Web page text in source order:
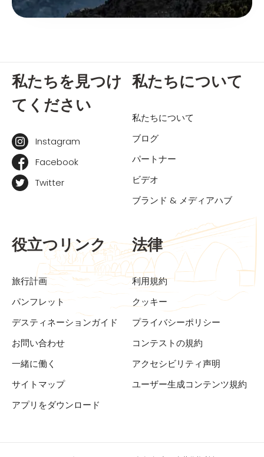
私たちを見つけ
てください
Instagram
Facebook
Twitter
私たちについて
私たちについて
ブログ
パートナー
ビデオ
ブランド & メディアハブ
役立つリンク
旅行計画
パンフレット
デスティネーションガイド
お問い合わせ
一緒に働く
サイトマップ
アプリをダウンロード
法律
利用規約
クッキー
プライバシーポリシー
コンテストの規約
アクセシビリティ声明
ユーザー生成コンテンツ規約